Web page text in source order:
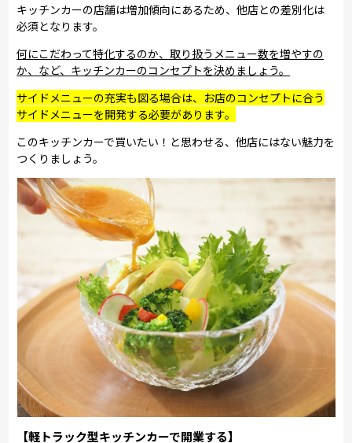
キッチンカーの店舗は増加傾向にあるため、他店との差別化は
必須となります。
何にこだわって特化するのか、取り扱うメニュー数を増やすの
か、など、キッチンカーのコンセプトを決めましょう。
サイドメニューの充実も図る場合は、お店のコンセプトに合う
サイドメニューを開発する必要があります。
このキッチンカーで買いたい！と思わせる、他店にはない魅力を
つくりましょう。
【軽トラック型キッチンカーで開業する】